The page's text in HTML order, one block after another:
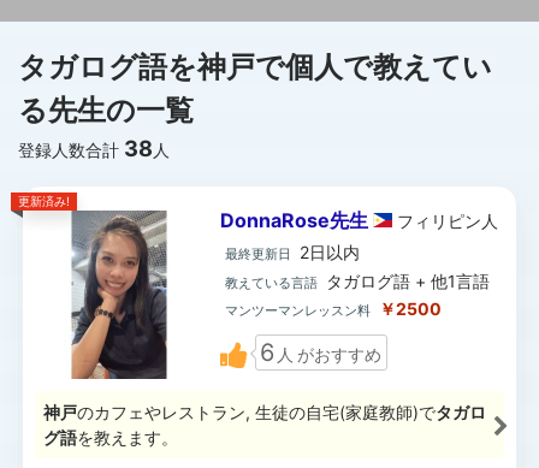
タガログ語を神戸で個人で教えてい
る先生の一覧
登録人数合計 38 人
更新済み!
DonnaRose先生 フィリピン 人
最終更新日 2日以内
教えている言語 タガログ語 + 他1言語
マンツーマンレッスン料 ￥2500
6 人 がおすすめ
神戸のカフェやレストラン, 生徒の自宅(家庭教師)でタガロ
グ語を教えます。